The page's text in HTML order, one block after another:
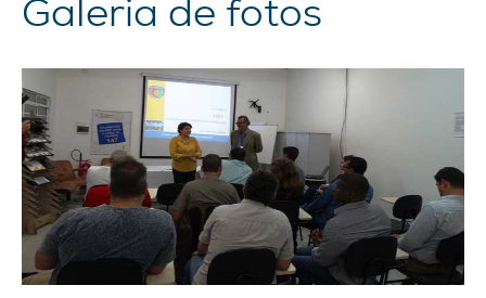
Galeria de fotos